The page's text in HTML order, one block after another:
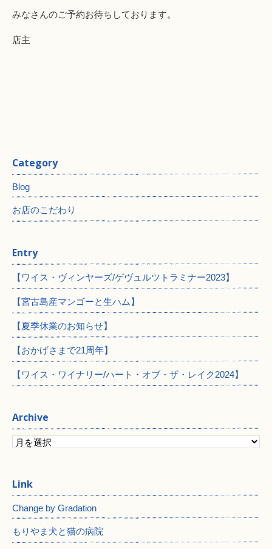
みなさんのご予約お待ちしております。
店主
Category
Blog
お店のこだわり
Entry
【ワイス・ヴィンヤーズ/ゲヴュルツトラミナー2023】
【宮古島産マンゴーと生ハム】
【夏季休業のお知らせ】
【おかげさまで21周年】
【ワイス・ワイナリー/ハート・オブ・ザ・レイク2024】
Archive
Change by Gradation
もりやま犬と猫の病院